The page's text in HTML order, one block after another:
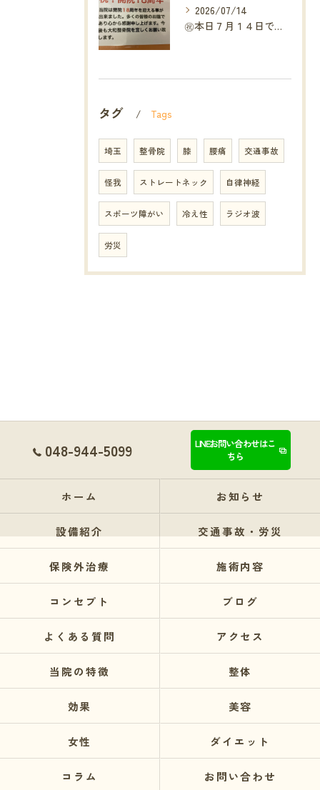
2026/07/14
㊗️本日７月１４日で当院は開院１８周年となりました🎉
タグ Tags
埼玉 整骨院 膝 腰痛 交通事故
怪我 ストレートネック 自律神経
スポーツ障がい 冷え性 ラジオ波
労災
048-944-5099
LINEお問い合わせはこ
ちら
ホーム お知らせ
設備紹介 交通事故・労災
保険外治療 施術内容
コンセプト ブログ
よくある質問 アクセス
当院の特徴 整体
効果 美容
女性 ダイエット
コラム お問い合わせ